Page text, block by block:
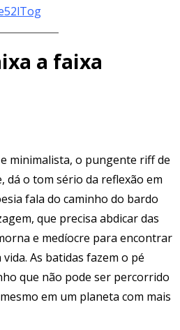
a faixa
minimalista, o pungente riff de
dá o tom sério da reflexão em
fala do caminho do bardo
que precisa abdicar das
e medíocre para encontrar
As batidas fazem o pé
que não pode ser percorrido
em um planeta com mais